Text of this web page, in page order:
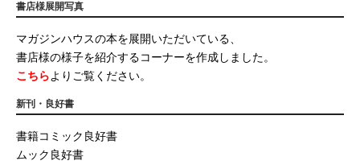
書店様展開写真
マガジンハウスの本を展開いただいている、
書店様の様子を紹介するコーナーを作成しました。
こちらよりご覧ください。
新刊・良好書
書籍コミック良好書
ムック良好書